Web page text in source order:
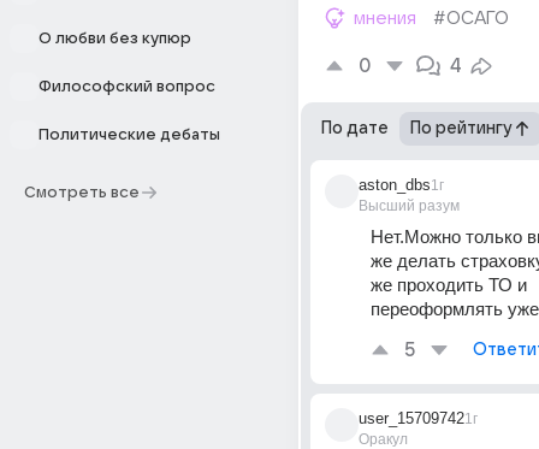
О любви без купюр
Философский вопрос
Политические дебаты
Смотреть все
мнения #ОСАГО
0 4
По дате По рейтингу
aston_dbs
Высший разум
1г
Нет.Можно только
же делать
же проходить ТО и
переоформлять уже
5
user_15709742
Оракул
1г